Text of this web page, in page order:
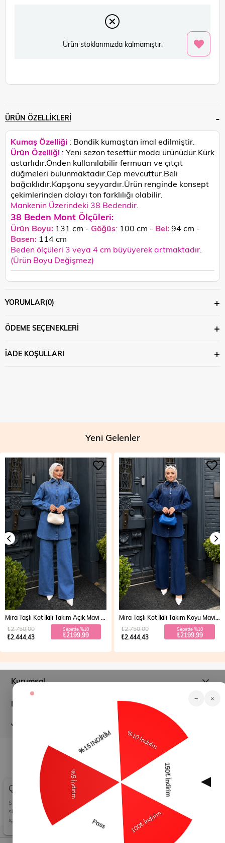
Ürün stoklarımızda kalmamıştır.
ÜRÜN ÖZELLIKLERI
Kumaş Özelliği : Bondik kumaştan imal edilmiştir.
Ürün Özelliği : Yeni sezon tesettür moda ürünüdür.Kürk
astarlıdır.Önden kullanılabilir fermuarı ve çıtçıt
düğmeleri bulunmaktadır.Cep mevcuttur.Beli
bağcıklıdır.Kapşonu seyyardır. Ürün renginde konsept
çekimlerinden dolayı ton farklılığı olabilir.
Mankenin Üzerindeki 38 Bedendir.
38 Beden Mont Ölçüleri:
Ürün Boyu: 131 cm - Göğüs: 100 cm - Bel:94 cm -
Basen: 114 cm
Beden ölçüleri 3 veya 4 cm büyüyerek artmaktadır.
(Ürün Boyu Değişmez)
YORUMLAR(0)
ÖDEME SEÇENEKLERI
İADE KOŞULLARI
Yeni Gelenler
₺2.444,43
₺2.750,00 Sepette %10
₺2199,99
Mira Taşlı Kot İkili Takım Koyu Mavi 19286
₺2.444,43
₺2.750,00 Sepette %10
₺2199,99
Kurumsal
Müşteri İlişkileri
Yardım
modamihram.com - Tüm Hakları Saklıdır.
Çerez Kullanımı
Sizlere en iyi alışveriş deneyimini sunabilmek adına
sitemizde çerezler(cookies) kullanmaktayız. Detaylı bilgi
için Kvkk sözleşmesini inceleyebilirsiniz.
− ×